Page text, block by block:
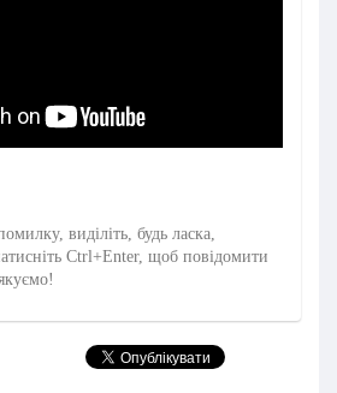
виділіть, будь ласка,
Ctrl+Enter, щоб повідомити